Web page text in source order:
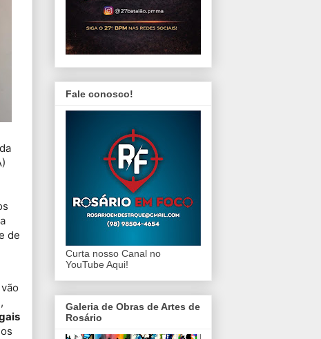
de
,
Fale conosco!
Curta nosso Canal no
YouTube Aqui!
Galeria de Obras de Artes de
Rosário